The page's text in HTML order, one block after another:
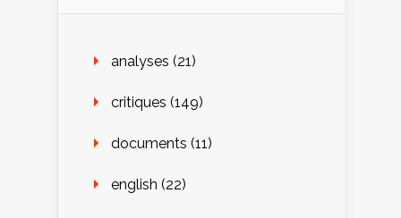
analyses (21)
critiques (149)
documents (11)
english (22)